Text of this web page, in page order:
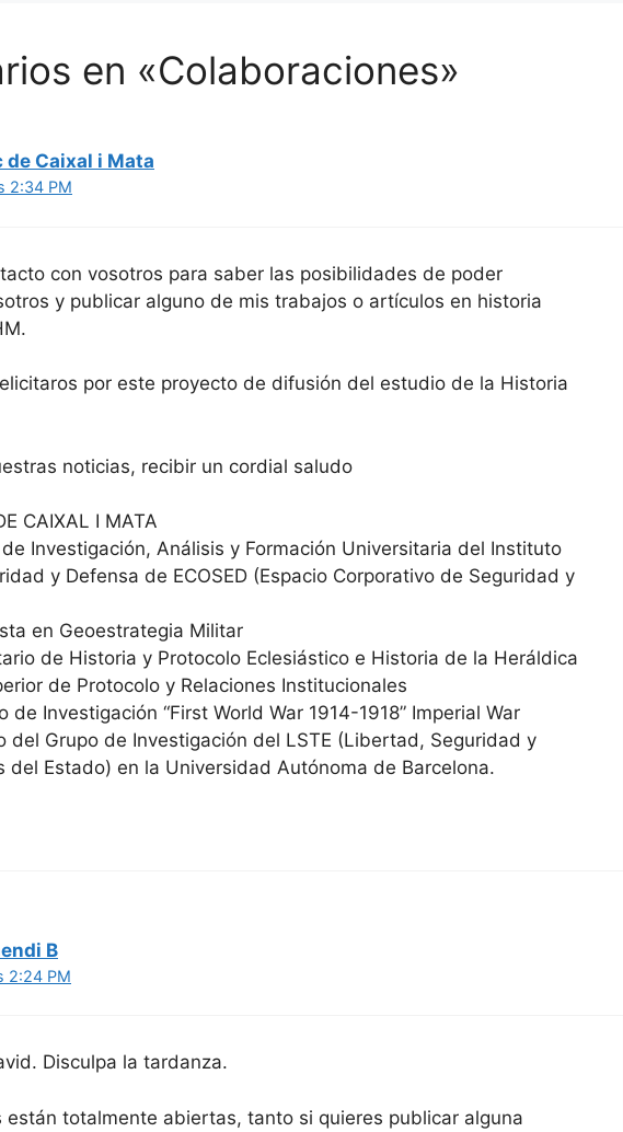
en «Colaboraciones»
de Caixal i Mata
2:34 PM
con vosotros para saber las posibilidades de poder
y publicar alguno de mis trabajos o artículos en historia
por este proyecto de difusión del estudio de la Historia
noticias, recibir un cordial saludo
CAIXAL I MATA
Investigación, Análisis y Formación Universitaria del Instituto
y Defensa de ECOSED (Espacio Corporativo de Seguridad y
en Geoestrategia Militar
de Historia y Protocolo Eclesiástico e Historia de la Heráldica
de Protocolo y Relaciones Institucionales
de Investigación “First World War 1914-1918” Imperial War
del Grupo de Investigación del LSTE (Libertad, Seguridad y
del Estado) en la Universidad Autónoma de Barcelona.
B
2:24 PM
Disculpa la tardanza.
están totalmente abiertas, tanto si quieres publicar alguna